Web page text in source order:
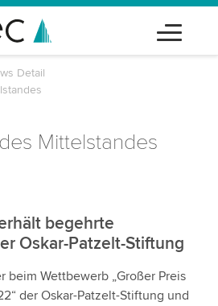
Detail
Mittelstandes
begehrte
Oskar-Patzelt-Stiftung
beim Wettbewerb „Großer Preis
der Oskar-Patzelt-Stiftung und